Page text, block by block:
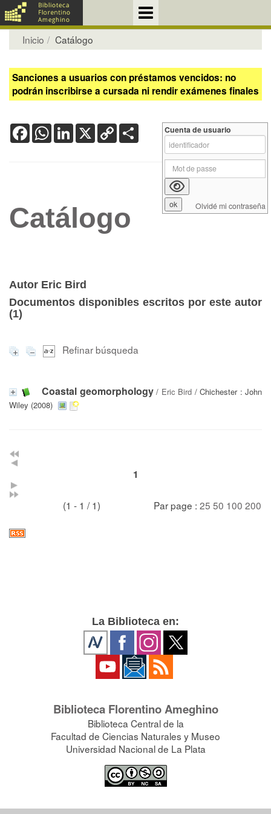
Inicio Catálogo
Sanciones a usuarios con préstamos vencidos: no
podrán inscribirse a cursada ni rendir exámenes finales
FacebookWhatsApp
LinkedIn
X Copy
Link
Catálogo
Autor Eric Bird
Documentos disponibles escritos por este autor
(1)
Refinar búsqueda
Coastal geomorphology/ Eric Bird / Chichester : John
Wiley (2008)
1
(1 - 1 / 1) Par page : 25 50 100 200
Cuenta de usuario
Olvidé mi contraseña
La Biblioteca en:
Biblioteca Florentino Ameghino
Biblioteca Central de la
Facultad de Ciencias Naturales y Museo
Universidad Nacional de La Plata